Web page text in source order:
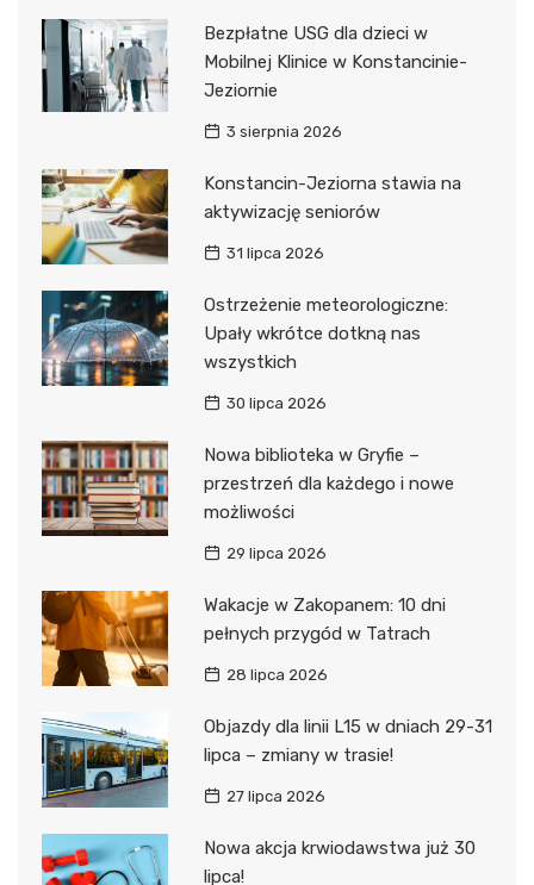
Bezpłatne USG dla dzieci w
Mobilnej Klinice w Konstancinie-
Jeziornie
3 sierpnia 2026
Konstancin-Jeziorna stawia na
aktywizację seniorów
31 lipca 2026
Ostrzeżenie meteorologiczne:
Upały wkrótce dotkną nas
wszystkich
30 lipca 2026
Nowa biblioteka w Gryfie –
przestrzeń dla każdego i nowe
możliwości
29 lipca 2026
Wakacje w Zakopanem: 10 dni
pełnych przygód w Tatrach
28 lipca 2026
Objazdy dla linii L15 w dniach 29-31
lipca – zmiany w trasie!
27 lipca 2026
Nowa akcja krwiodawstwa już 30
lipca!